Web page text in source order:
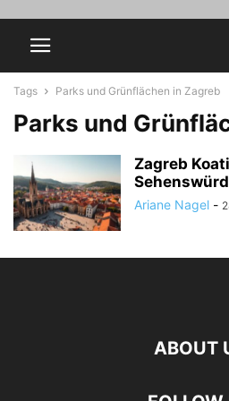
Tags Parks und Grünflächen in Zagreb
Parks und
Zagreb
Ariane Nagel -
ABOUT